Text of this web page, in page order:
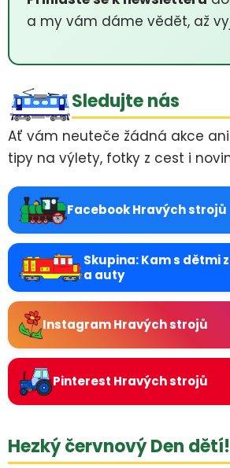
a my vám dáme vědět, až
Sledujte nás
Ať vám neuteče žádná akce
tipy na výlety, fotky z cest i
Facebook Hravých strojů
Skupina: Kam s dětmi
a auty
Instagram Hravých strojů
Pinterest Hravých strojů
Hezký červnový Den dětí!